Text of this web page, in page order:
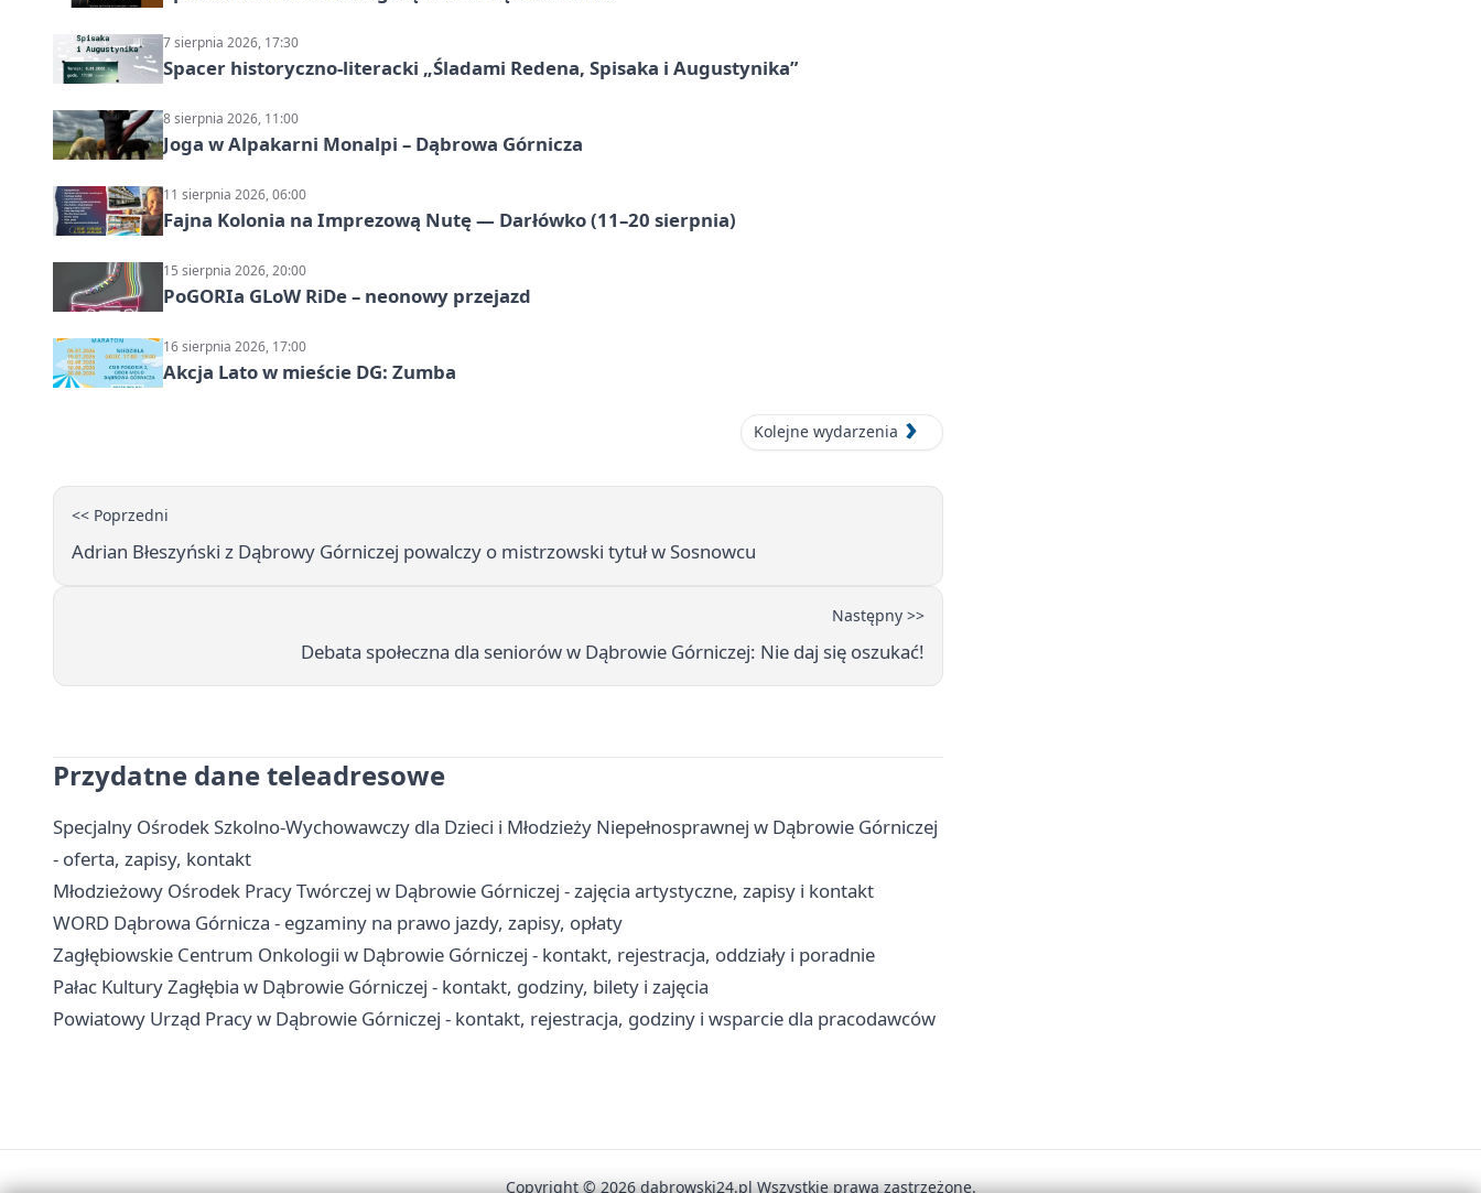
7 sierpnia 2026, 17:30
Spacer historyczno-literacki „Śladami Redena, Spisaka i Augustynika”
8 sierpnia 2026, 11:00
Joga w Alpakarni Monalpi – Dąbrowa Górnicza
11 sierpnia 2026, 06:00
Fajna Kolonia na Imprezową Nutę — Darłówko (11–20 sierpnia)
15 sierpnia 2026, 20:00
PoGORIa GLoW RiDe – neonowy przejazd
16 sierpnia 2026, 17:00
Akcja Lato w mieście DG: Zumba
Kolejne wydarzenia
<< Poprzedni
Adrian Błeszyński z Dąbrowy Górniczej powalczy o mistrzowski tytuł w Sosnowcu
Następny >>
Debata społeczna dla seniorów w Dąbrowie Górniczej: Nie daj się oszukać!
Przydatne dane teleadresowe
Specjalny Ośrodek Szkolno-Wychowawczy dla Dzieci i Młodzieży Niepełnosprawnej w Dąbrowie Górniczej
- oferta, zapisy, kontakt
Młodzieżowy Ośrodek Pracy Twórczej w Dąbrowie Górniczej - zajęcia artystyczne, zapisy i kontakt
WORD Dąbrowa Górnicza - egzaminy na prawo jazdy, zapisy, opłaty
Zagłębiowskie Centrum Onkologii w Dąbrowie Górniczej - kontakt, rejestracja, oddziały i poradnie
Pałac Kultury Zagłębia w Dąbrowie Górniczej - kontakt, godziny, bilety i zajęcia
Powiatowy Urząd Pracy w Dąbrowie Górniczej - kontakt, rejestracja, godziny i wsparcie dla pracodawców
Copyright © 2026 dabrowski24.pl Wszystkie prawa zastrzeżone.